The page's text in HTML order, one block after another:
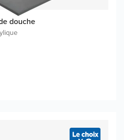
douche